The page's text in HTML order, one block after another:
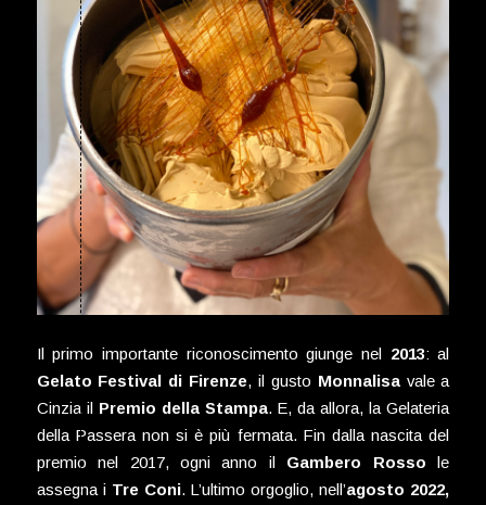
Il primo importante riconoscimento giunge nel 2013: al
Gelato Festival di Firenze, il gusto Monnalisavale a
Cinzia il Premio della Stampa. E, da allora, la Gelateria
della Passera non si è più fermata. Fin dalla nascita del
premio nel 2017, ogni anno il Gambero Rosso le
assegna i Tre Coni. L’ultimo orgoglio, nell’agosto 2022,